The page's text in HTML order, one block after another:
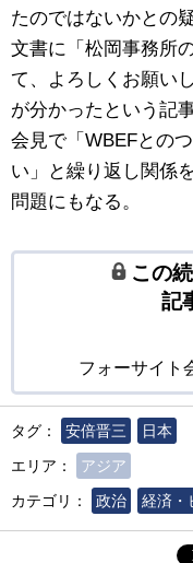
たのではないかとの
文書に「松岡事務所
て、よろしくお願い
が分かったという記
会見で「WBEFとの
い」と繰り返し関係
問題にもなる。
この
記
フォーサイト
タグ： 安倍晋三
日本
エリア：
アジア
カテゴリ：
政治 経済・